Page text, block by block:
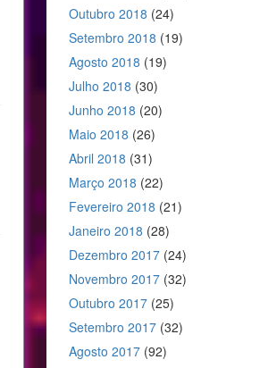
Outubro 2018 (24)
Setembro 2018 (19)
Agosto 2018 (19)
Julho 2018 (30)
Junho 2018 (20)
Maio 2018 (26)
Abril 2018 (31)
Março 2018 (22)
Fevereiro 2018 (21)
Janeiro 2018 (28)
Dezembro 2017 (24)
Novembro 2017 (32)
Outubro 2017 (25)
Setembro 2017 (32)
Agosto 2017 (92)